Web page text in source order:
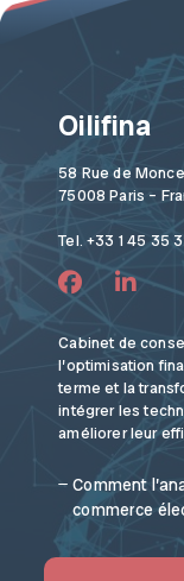
Oilifina
58 Rue de
75008 Paris –
Tel. +33 1 45 35
Cabinet de
l’optimisation
terme et la
intégrer les
améliorer leur
Comment
commerce